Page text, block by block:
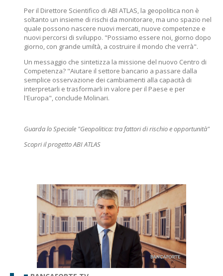
Per il Direttore Scientifico di ABI ATLAS, la geopolitica non è
soltanto un insieme di rischi da monitorare, ma uno spazio nel
quale possono nascere nuovi mercati, nuove competenze e
nuovi percorsi di sviluppo. "Possiamo essere noi, giorno dopo
giorno, con grande umiltà, a costruire il mondo che verrà".
Un messaggio che sintetizza la missione del nuovo Centro di
Competenza? "Aiutare il settore bancario a passare dalla
semplice osservazione dei cambiamenti alla capacità di
interpretarli e trasformarli in valore per il Paese e per
l'Europa", conclude Molinari.
Guarda lo Speciale "Geopolitica: tra fattori di rischio e opportunità"
Scopri il progetto ABI ATLAS